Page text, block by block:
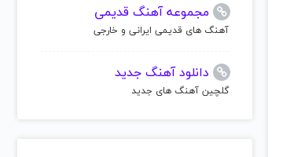
مجموعه آهنگ قدیمی
آهنگ های قدیمی ایرانی و خارجی
دانلود آهنگ جدید
گلچین آهنگ های جدید